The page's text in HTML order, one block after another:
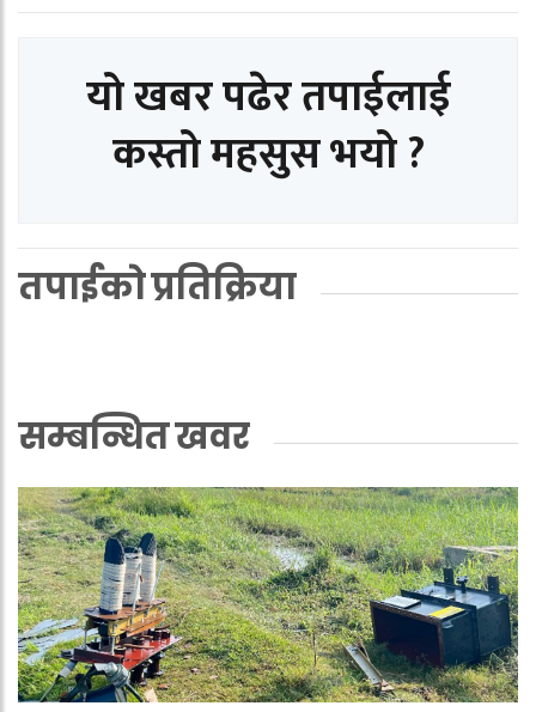
यो खबर पढेर तपाईलाई
कस्तो महसुस भयो ?
तपाईको प्रतिक्रिया
सम्बन्धित खवर